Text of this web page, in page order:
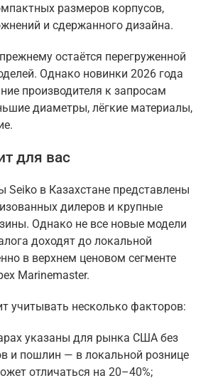
размеров корпусов,
и сдержанного дизайна.
остаётся перегруженной
Однако новинки 2026 года
производителя к запросам
диаметры, лёгкие материалы,
для вас
Seiko в Казахстане представлены
дилеров и крупные
Однако не все новые модели
доходят до локальной
в верхнем ценовом сегменте
Marinemaster.
учитывать несколько факторов:
указаны для рынка США без
и пошлин — в локальной рознице
отличаться на 20–40%;